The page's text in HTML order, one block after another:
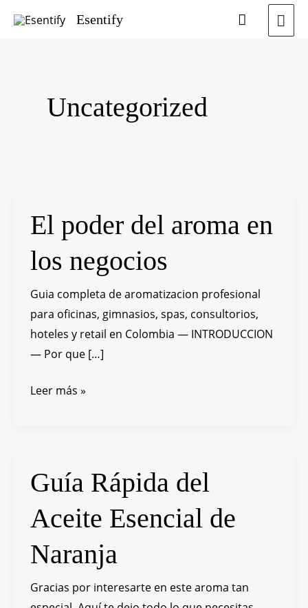
Esentify Buscar
Uncategorized
El poder del aroma en
los negocios
Guia completa de aromatizacion profesional
para oficinas, gimnasios, spas, consultorios,
hoteles y retail en Colombia — INTRODUCCION
— Por que […]
El
poder
del
en
los
negocios
Leer más »
Guía Rápida del
Aceite Esencial de
Naranja
Gracias por interesarte en este aroma tan
Guía
Rápida
del
Esencial
Naranja